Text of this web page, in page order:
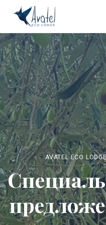
AVATEL ECO